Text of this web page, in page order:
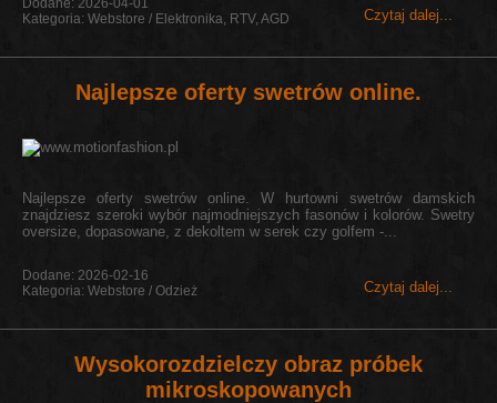
Czytaj dalej...
Dodane: 2026-04-01
Kategoria: Webstore / Elektronika, RTV, AGD
Najlepsze oferty swetrów online.
Najlepsze oferty swetrów online. W hurtowni swetrów damskich
znajdziesz szeroki wybór najmodniejszych fasonów i kolorów. Swetry
oversize, dopasowane, z dekoltem w serek czy golfem -...
Czytaj dalej...
Dodane: 2026-02-16
Kategoria: Webstore / Odzież
Wysokorozdzielczy obraz próbek
mikroskopowanych